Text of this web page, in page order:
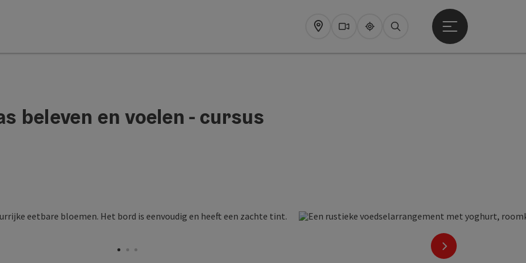
Map WebcamsUpperguide
Zoeken
Startmenu openen
beleven en voelen - cursus
nächstes Element